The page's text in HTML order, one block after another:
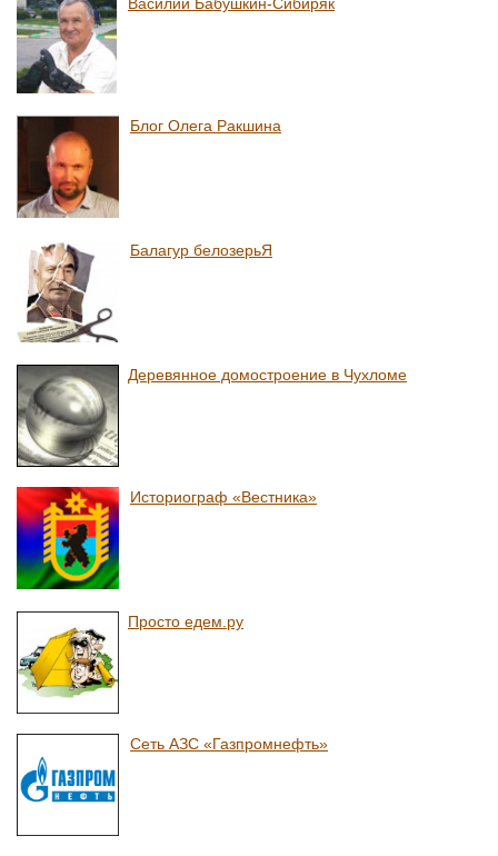
Блог Олега Ракшина
Балагур белозерьЯ
Деревянное домостроение в Чухломе
Историограф «Вестника»
Просто едем.ру
Сеть АЗС «Газпромнефть»